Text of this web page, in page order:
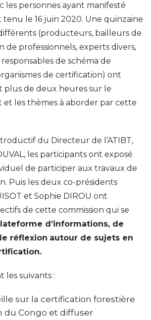
les personnes ayant manifesté
tenu le 16 juin 2020. Une quinzaine
(producteurs, bailleurs de
de professionnels, experts divers,
de schéma de
de certification) ont
plus de deux heures sur le
les thèmes à aborder par cette
du Directeur de l’ATIBT,
les participants ont exposé
de participer aux travaux de
Puis les deux co-présidents
et Sophie DIROU ont
de cette commission qui se
d’informations, de
réflexion autour de sujets en
les suivants :
sur la certification forestière
du Congo et diffuser